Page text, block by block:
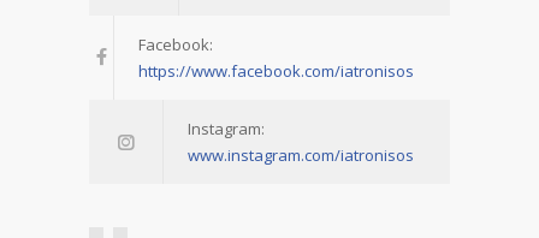
Facebook:
https://www.facebook.com/iatronisos
Instagram:
www.instagram.com/iatronisos